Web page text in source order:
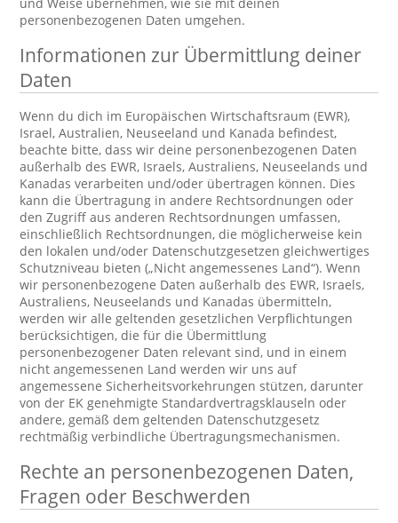
personenbezogenen Daten umgehen.
Informationen zur Übermittlung deiner
Daten
Wenn du dich im Europäischen Wirtschaftsraum (EWR),
Israel, Australien, Neuseeland und Kanada befindest,
beachte bitte, dass wir deine personenbezogenen Daten
außerhalb des EWR, Israels, Australiens, Neuseelands und
Kanadas verarbeiten und/oder übertragen können. Dies
kann die Übertragung in andere Rechtsordnungen oder
den Zugriff aus anderen Rechtsordnungen umfassen,
einschließlich Rechtsordnungen, die möglicherweise kein
den lokalen und/oder Datenschutzgesetzen gleichwertiges
Schutzniveau bieten („Nicht angemessenes Land“). Wenn
wir personenbezogene Daten außerhalb des EWR, Israels,
Australiens, Neuseelands und Kanadas übermitteln,
werden wir alle geltenden gesetzlichen Verpflichtungen
berücksichtigen, die für die Übermittlung
personenbezogener Daten relevant sind, und in einem
nicht angemessenen Land werden wir uns auf
angemessene Sicherheitsvorkehrungen stützen, darunter
von der EK genehmigte Standardvertragsklauseln oder
andere, gemäß dem geltenden Datenschutzgesetz
rechtmäßig verbindliche Übertragungsmechanismen.
Rechte an personenbezogenen Daten,
Fragen oder Beschwerden